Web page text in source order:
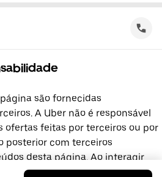
são fornecidas
A Uber não é responsável
ofertas feitas por terceiros ou por
posterior com terceiros
desta página. Ao interagir
diretamente um acordo com os